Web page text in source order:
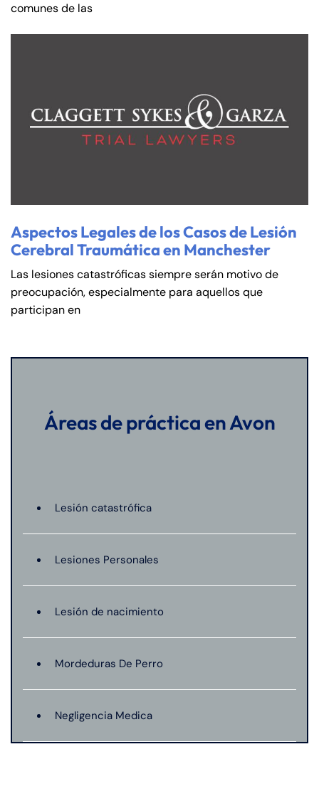
comunes de las
Aspectos Legales de los Casos de Lesión
Cerebral Traumática en Manchester
Las lesiones catastróficas siempre serán motivo de
preocupación, especialmente para aquellos que
participan en
Áreas de práctica en Avon
Lesión catastrófica
Lesiones Personales
Lesión de nacimiento
Mordeduras De Perro
Negligencia Medica